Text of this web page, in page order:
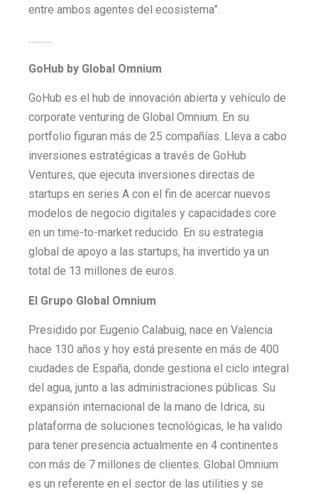
entre ambos agentes del ecosistema”.
……….
GoHub by Global Omnium
GoHub es el hub de innovación abierta y vehículo de
corporate venturing de Global Omnium. En su
portfolio figuran más de 25 compañías. Lleva a cabo
inversiones estratégicas a través de GoHub
Ventures, que ejecuta inversiones directas de
startups en series A con el fin de acercar nuevos
modelos de negocio digitales y capacidades core
en un time-to-market reducido. En su estrategia
global de apoyo a las startups, ha invertido ya un
total de 13 millones de euros.
El Grupo Global Omnium
Presidido por Eugenio Calabuig, nace en Valencia
hace 130 años y hoy está presente en más de 400
ciudades de España, donde gestiona el ciclo integral
del agua, junto a las administraciones públicas. Su
expansión internacional de la mano de Idrica, su
plataforma de soluciones tecnológicas, le ha valido
para tener presencia actualmente en 4 continentes
con más de 7 millones de clientes. Global Omnium
es un referente en el sector de las utilities y se